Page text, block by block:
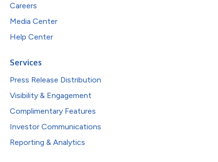
Careers
Media Center
Help Center
Services
Press Release Distribution
Visibility & Engagement
Complimentary Features
Investor Communications
Reporting & Analytics